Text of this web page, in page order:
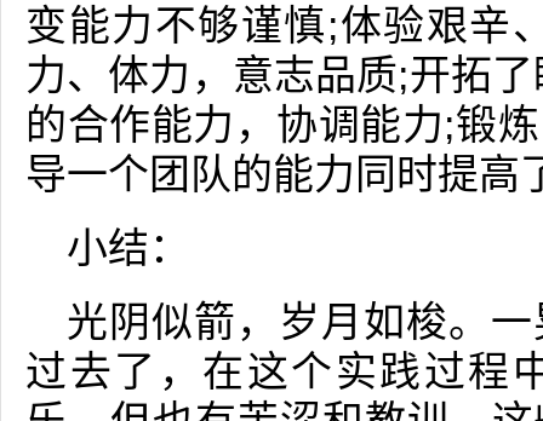
变能力不够谨慎;体验艰辛
力、体力，意志品质;开拓
的合作能力，协调能力;锻
导一个团队的能力同时提高
小结：
光阴似箭，岁月如梭。
过去了，在这个实践过程